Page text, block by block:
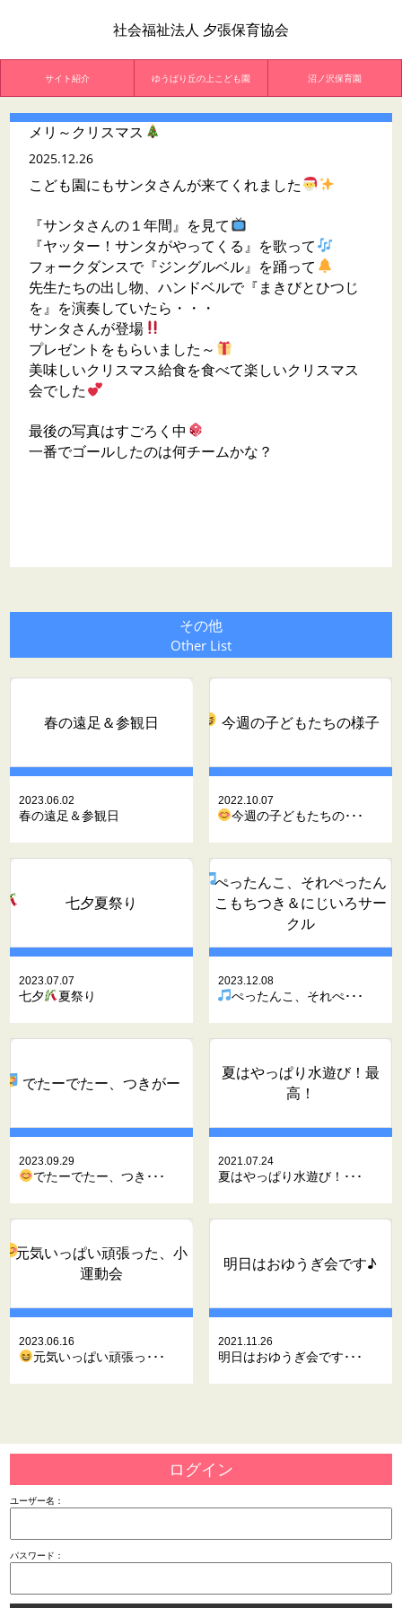
社会福祉法人 夕張保育協会
サイト紹介 ゆうばり丘の上こども園 沼ノ沢保育園
メリ～クリスマス
2025.12.26
こども園にもサンタさんが来てくれました
『サンタさんの１年間』を見て
『ヤッター！サンタがやってくる』を歌って
フォークダンスで『ジングルベル』を踊って
先生たちの出し物、ハンドベルで『まきびとひつじ
を』を演奏していたら・・・
サンタさんが登場
プレゼントをもらいました～
美味しいクリスマス給食を食べて楽しいクリスマス
会でした
最後の写真はすごろく中
一番でゴールしたのは何チームかな？
その他
Other List
春の遠足＆参観日
2023.06.02
春の遠足＆参観日
今週の子どもたちの様子
2022.10.07
今週の子どもたちの･･･
七夕夏祭り
2023.07.07
七夕 夏祭り
ぺったんこ、それぺったん
こ もちつき＆にじいろサー
クル
2023.12.08
ぺったんこ、それぺ･･･
でたーでたー、つきがー
2023.09.29
でたーでたー、つき･･･
夏はやっぱり水遊び！最
高！
2021.07.24
夏はやっぱり水遊び！･･･
元気いっぱい頑張った、小
運動会
2023.06.16
元気いっぱい頑張っ･･･
明日はおゆうぎ会です♪
2021.11.26
明日はおゆうぎ会です･･･
ログイン
ユーザー名：
パスワード：